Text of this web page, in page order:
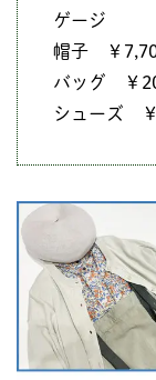
ゲージ
帽子 ￥
バッグ ￥
シューズ